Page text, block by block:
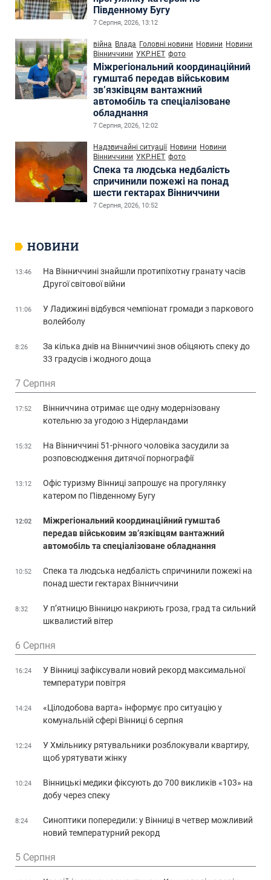
Південному Бугу
7 Серпня, 2026, 13:12
війна Влада Головні новини Новини Новини
Вінниччини УКР.НЕТ фото
Міжрегіональний координаційний
гумштаб передав військовим
зв’язківцям вантажний
автомобіль та спеціалізоване
обладнання
7 Серпня, 2026, 12:02
Надзвичайні ситуації Новини Новини
Вінниччини УКР.НЕТ фото
Спека та людська недбалість
спричинили пожежі на понад
шести гектарах Вінниччини
7 Серпня, 2026, 10:52
НОВИНИ
13:46
На Вінниччині знайшли протипіхотну гранату часів
Другої світової війни
11:06
У Ладижині відбувся чемпіонат громади з паркового
волейболу
8:26
За кілька днів на Вінниччині знов обіцяють спеку до
33 градусів і жодного доща
7 Серпня
17:52
Вінниччина отримає ще одну модернізовану
котельню за угодою з Нідерландами
15:32
На Вінниччині 51-річного чоловіка засудили за
розповсюдження дитячої порнографії
13:12
Офіс туризму Вінниці запрошує на прогулянку
катером по Південному Бугу
12:02
Міжрегіональний координаційний гумштаб
передав військовим зв’язківцям вантажний
автомобіль та спеціалізоване обладнання
10:52
Спека та людська недбалість спричинили пожежі на
понад шести гектарах Вінниччини
8:32
У п’ятницю Вінницю накриють гроза, град та сильний
шквалистий вітер
6 Серпня
16:24
У Вінниці зафіксували новий рекорд максимальної
температури повітря
14:24
«Цілодобова варта» інформує про ситуацію у
комунальній сфері Вінниці 6 серпня
12:24
У Хмільнику рятувальники розблокували квартиру,
щоб урятувати жінку
10:24
Вінницькі медики фіксують до 700 викликів «103» на
добу через спеку
8:24
Синоптики попередили: у Вінниці в четвер можливий
новий температурний рекорд
5 Серпня